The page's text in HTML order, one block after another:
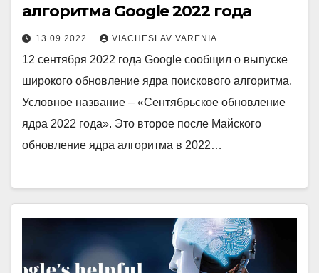
алгоритма Google 2022 года
13.09.2022 VIACHESLAV VARENIA
12 сентября 2022 года Google сообщил о выпуске
широкого обновление ядра поискового алгоритма.
Условное название – «Сентябрьское обновление
ядра 2022 года». Это второе после Майского
обновление ядра алгоритма в 2022…